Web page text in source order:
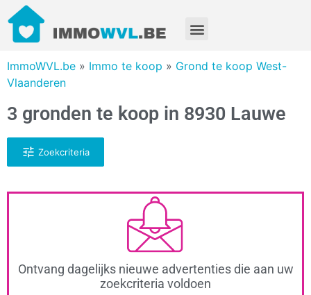
ImmoWVL.be » Immo te koop » Grond te koop West-
Vlaanderen
3 gronden te koop in 8930 Lauwe
Zoekcriteria
Ontvang dagelijks nieuwe advertenties die aan uw
zoekcriteria voldoen